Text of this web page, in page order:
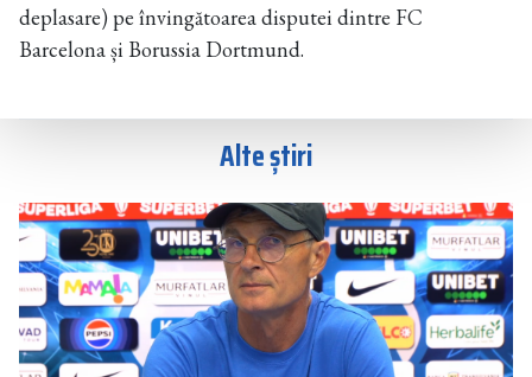
deplasare) pe învingătoarea disputei dintre FC
Barcelona și Borussia Dortmund.
Alte știri